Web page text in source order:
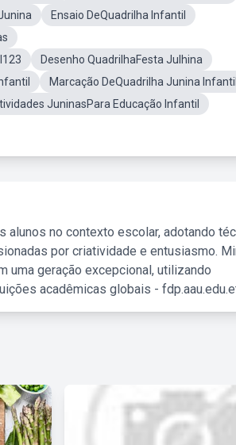
Ensaio DeQuadrilha Infantil
Desenho QuadrilhaFesta Julhina
Marcação DeQuadrilha Junina
JuninasPara Educação Infantil
alunos no contexto escolar, adotando
por criatividade e entusiasmo.
uma geração excepcional, utilizando
acadêmicas globais -